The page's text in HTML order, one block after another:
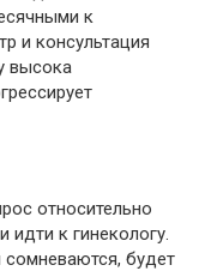
к
и консультация
высока
относительно
к гинекологу.
будет